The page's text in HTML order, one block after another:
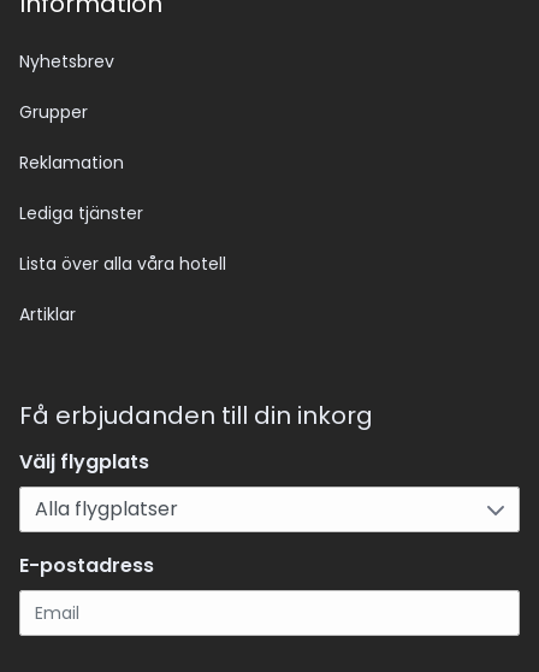
Nyhetsbrev
Grupper
Reklamation
Lediga tjänster
Lista över alla våra hotell
Artiklar
Få erbjudanden till din inkorg
Välj flygplats
E-postadress